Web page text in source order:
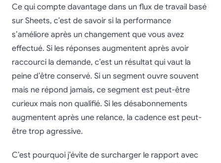
Ce qui compte davantage dans un flux de travail basé
sur Sheets, c’est de savoir si la performance
s’améliore après un changement que vous avez
effectué. Si les réponses augmentent après avoir
raccourci la demande, c’est un résultat qui vaut la
peine d’être conservé. Si un segment ouvre souvent
mais ne répond jamais, ce segment est peut-être
curieux mais non qualifié. Si les désabonnements
augmentent après une relance, la cadence est peut-
être trop agressive.
C’est pourquoi j’évite de surcharger le rapport avec